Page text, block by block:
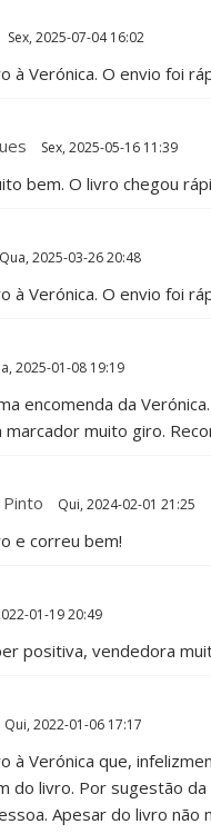
Sex, 2025-07-04 16:02
à Verónica. O envio foi
Sex, 2025-05-16 11:39
bem. O livro chegou
Qua, 2025-03-26 20:48
à Verónica. O envio foi
2025-01-08 19:19
encomenda da
marcador muito giro.
Qui, 2024-02-01 21:25
e correu bem!
01-19 20:49
positiva, vendedora
Qui, 2022-01-06 17:17
à Verónica que,
do livro. Por sugestão
Apesar do livro